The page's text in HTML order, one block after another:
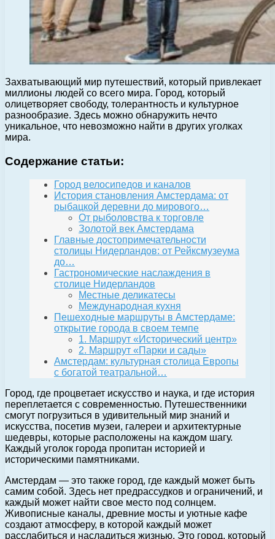
Захватывающий мир путешествий, который привлекает
миллионы людей со всего мира. Город, который
олицетворяет свободу, толерантность и культурное
разнообразие. Здесь можно обнаружить нечто
уникальное, что невозможно найти в других уголках
мира.
Содержание статьи:
Город велосипедов и каналов
История становления Амстердама: от
рыбацкой деревни до мирового…
От рыболовства к торговле
Золотой век Амстердама
Главные достопримечательности
столицы Нидерландов: от Рейксмузеума
до…
Гастрономические наслаждения в
столице Нидерландов
Местные деликатесы
Международная кухня
Пешеходные маршруты в Амстердаме:
открытие города в своем темпе
1. Маршрут «Исторический центр»
2. Маршрут «Парки и сады»
Амстердам: культурная столица Европы
с богатой театральной…
Город, где процветает искусство и наука, и где история
переплетается с современностью. Путешественники
смогут погрузиться в удивительный мир знаний и
искусства, посетив музеи, галереи и архитектурные
шедевры, которые расположены на каждом шагу.
Каждый уголок города пропитан историей и
историческими памятниками.
Амстердам — это также город, где каждый может быть
самим собой. Здесь нет предрассудков и ограничений, и
каждый может найти свое место под солнцем.
Живописные каналы, древние мосты и уютные кафе
создают атмосферу, в которой каждый может
расслабиться и насладиться жизнью. Это город, который